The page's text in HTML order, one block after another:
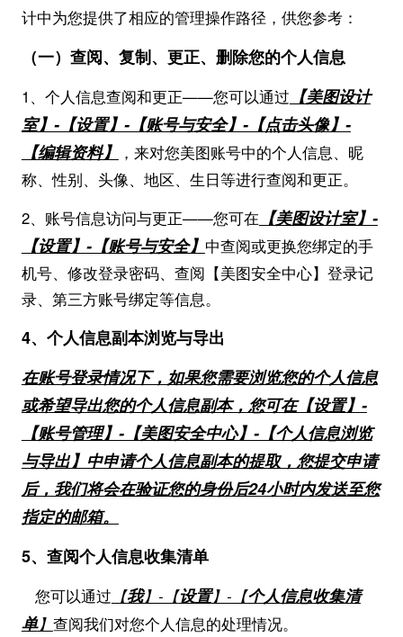
计中为您提供了相应的管理操作路径，供您参考：
（一）查阅、复制、更正、删除您的个人信息
1、个人信息查阅和更正——您可以通过 【美图设计
室】-【设置】-【账号与安全】-【点击头像】-
【编辑资料】 ，来对您美图账号中的个人信息、昵
称、性别、头像、地区、生日等进行查阅和更正。
2、账号信息访问与更正——您可在 【美图设计室】-
【设置】-【账号与安全】 中查阅或更换您绑定的手
机号、修改登录密码、查阅【美图安全中心】登录记
录、第三方账号绑定等信息。
4、个人信息副本浏览与导出
在账号登录情况下，如果您需要浏览您的个人信息
或希望导出您的个人信息副本，您可在【设置】-
【账号管理】-【美图安全中心】-【个人信息浏览
与导出】中申请个人信息副本的提取，您提交申请
后，我们将会在验证您的身份后24小时内发送至您
指定的邮箱。
5、查阅个人信息收集清单
您可以通过 【我】-【设置】-【个人信息收集清
单】 查阅我们对您个人信息的处理情况。